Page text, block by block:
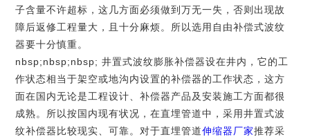
子含量不许超标，这几方面必须做到万无一失，否则出现故
障后返修工程量大，且十分麻烦。所以选用自由补偿式波纹
器要十分慎重。
nbsp;nbsp;nbsp; 井置式波纹膨胀补偿器设在井内，它的工
作状态相当于架空或地沟内设置的补偿器的工作状态，这方
面在国内无论是工程设计、补偿器产品及安装施工方面都很
成熟。所以按国内现有状况，在直埋管道中，采用井置式波
纹补偿器比较现实、可靠。对于直埋管道伸缩器厂家推荐采